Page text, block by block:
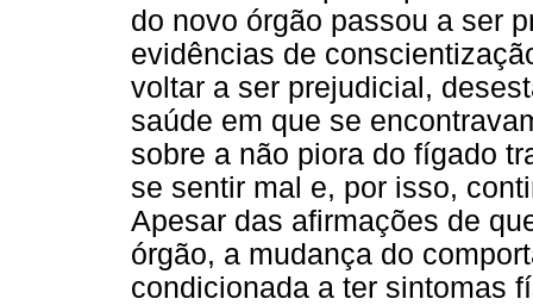
do novo órgão passou a ser
evidências de
voltar a ser prejudicial,
saúde em que se
sobre a não piora do fígado
se sentir mal e, por isso,
Apesar das afirmações de
órgão, a mudança do
condicionada a ter sintomas